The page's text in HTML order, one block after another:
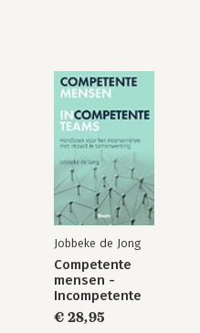
Jobbeke de Jong
Competente
mensen -
Incompetente
teams
€ 28,95